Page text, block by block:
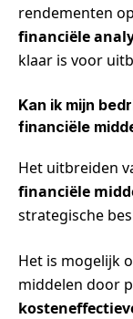
rendementen
financiële
klaar is voor
Kan ik mijn
financiële
Het uitbreiden
financiële
strategische
Het is mogelijk
middelen door